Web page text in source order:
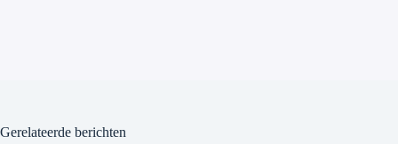
Gerelateerde berichten